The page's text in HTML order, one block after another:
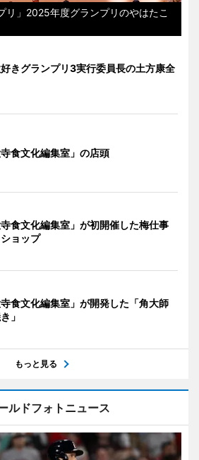
リ」2025年度グランプリのやはたこ
きグランプリ3実行委員長の土方康全
寺食文化編集室」の店頭
寺食文化編集室」が初開催した梅仕事
ョップ
寺食文化編集室」が開発した「角大師
」
もっと見る
ルドフォトニュース